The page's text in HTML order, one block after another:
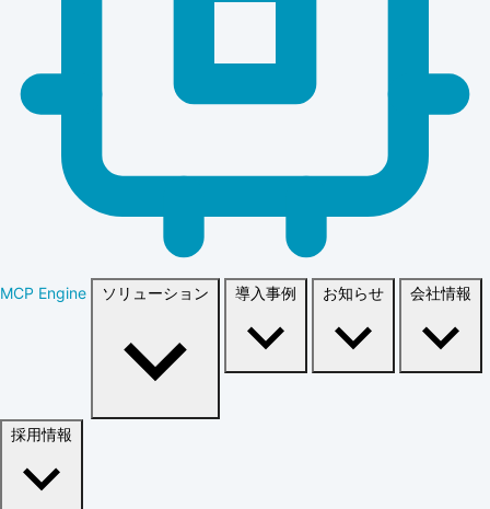
MCP Engine